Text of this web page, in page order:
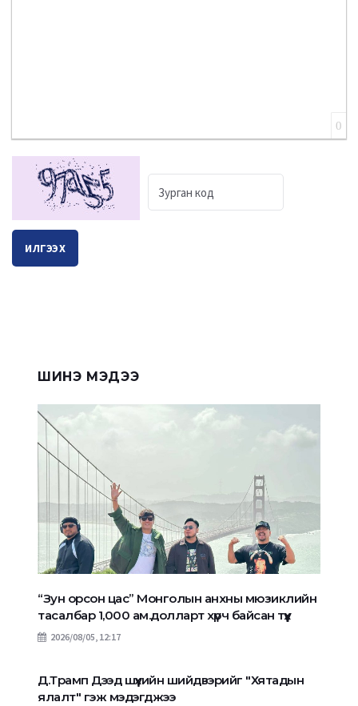
0
ИЛГЭЭХ
ШИНЭ МЭДЭЭ
“Зун орсон цас” Монголын анхны мюзиклийн
тасалбар 1,000 ам.долларт хүрч байсан түүх
2026/08/05, 12:17
Д.Трамп Дээд шүүхийн шийдвэрийг "Хятадын
ялалт" гэж мэдэгджээ